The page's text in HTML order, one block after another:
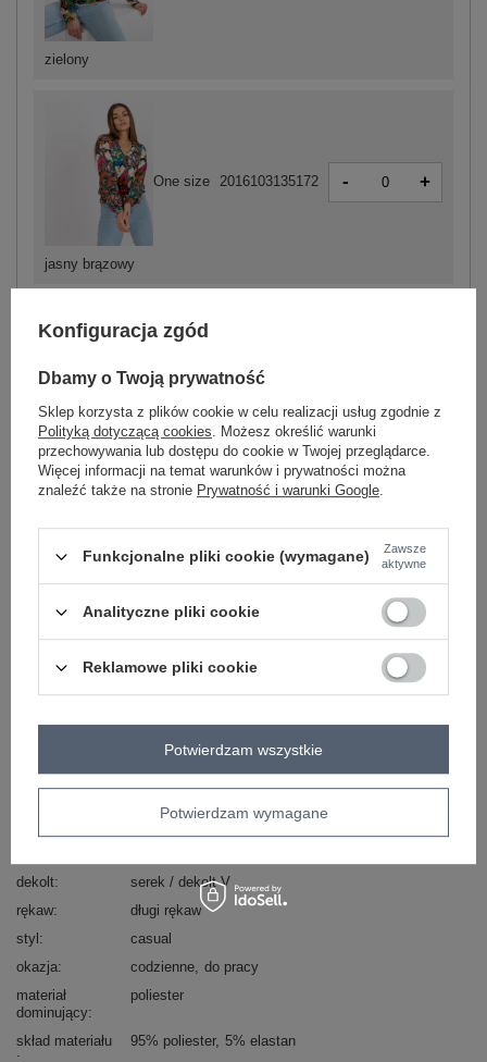
jasny brązowy
One size 2016103135172 - +
zielony
ciemny niebieski
One size 2016103135165
ZALOGUJ SIĘ I ZOBACZ CENĘ
Masz pytanie? Chętnie pomożemy.
Zadzwoń+48 601 547 740 Zadaj pytanie
Zielona damska bluzka na co dzień Ruby .
Kod produktu
DHJ-BZ-6033-2.46P
ITALY MODA
wzór
nadruk
dekolt
serek / dekolt V
rękaw
długi rękaw
styl
casual
okazja
codzienne do pracy
materiał
dominujący
poliester
skład materiału 95% poliester 5% elastan
Konfiguracja zgód
Dbamy o Twoją prywatność
Sklep korzysta z plików cookie w celu realizacji usług zgodnie z
Polityką dotyczącą cookies. Możesz określić warunki
przechowywania lub dostępu do cookie w Twojej przeglądarce.
Więcej informacji na temat warunków i prywatności można
znaleźć także na stronie Prywatność i warunki Google.
Funkcjonalne pliki cookie (wymagane)
Zawsze
aktywne
Analityczne pliki cookie
Reklamowe pliki cookie
Potwierdzam wymagane
Potwierdzam wszystkie